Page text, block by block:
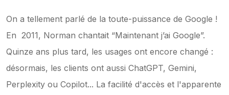
On a tellement parlé de la toute-puissance de Google !
En  2011, Norman chantait “Maintenant j’ai Google”.
Quinze ans plus tard, les usages ont encore changé :
désormais, les clients ont aussi ChatGPT, Gemini,
Perplexity ou Copilot... La facilité d'accès et l'apparente